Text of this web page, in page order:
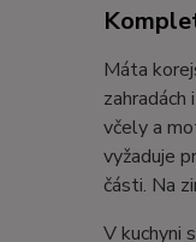
Máta
včely a
vyžaduje
části. Na
V kuchyni